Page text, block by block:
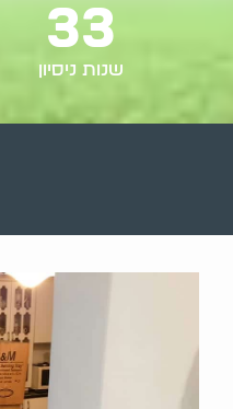
שנות ניסיון
33